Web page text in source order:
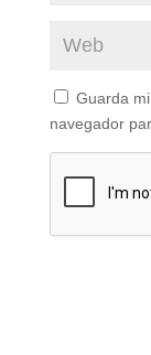
Guarda
navegador